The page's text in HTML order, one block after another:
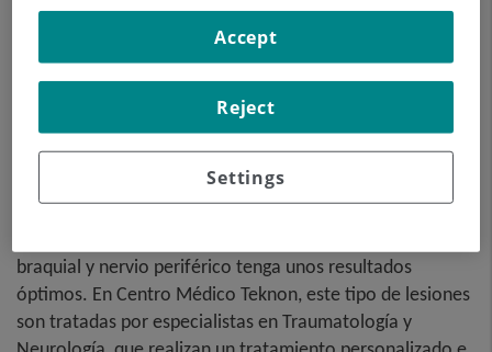
El conocimiento técnico y la experiencia del equipo
braquial y nervio periférico tenga unos resultados
óptimos. En Centro Médico Teknon, este tipo de lesiones
son tratadas por especialistas en Traumatología y
Settings
Reject
Accept